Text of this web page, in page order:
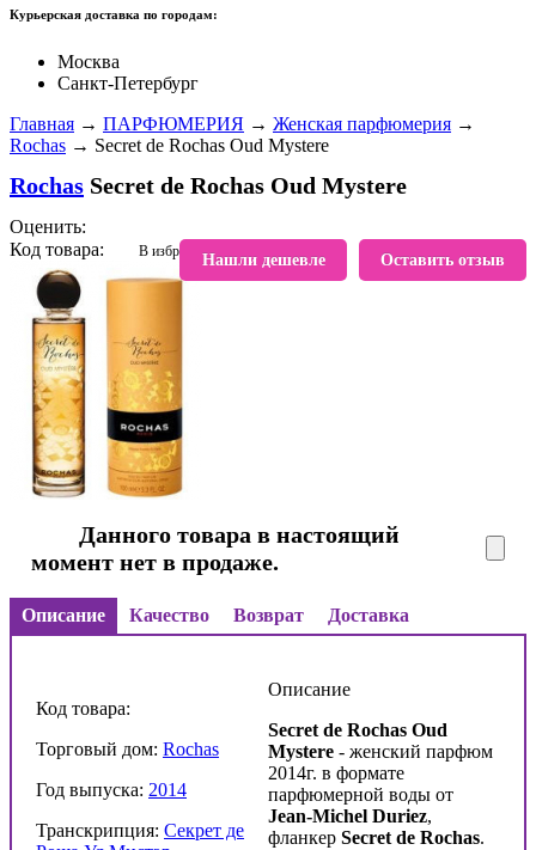
Курьерская доставка по городам:
Москва
Санкт-Петербург
Главная → ПАРФЮМЕРИЯ → Женская парфюмерия →
Rochas → Secret de Rochas Oud Mystere
Rochas Secret de Rochas Oud Mystere
Оставить отзыв
Нашли дешевле
Оценить:
Код товара:
В избранное
Данного товара в настоящий
момент нет в продаже.
Описание Качество Возврат Доставка
Код товара:
Торговый дом: Rochas
Год выпуска: 2014
Транскрипция: Секрет де
Описание
Secret de Rochas Oud
Mystere - женский парфюм
2014г. в формате
парфюмерной воды от
Jean-Michel Duriez,
фланкер Secret de Rochas.